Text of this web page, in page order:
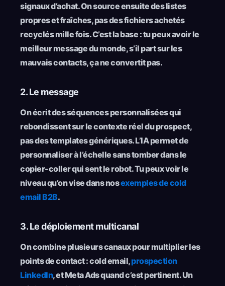
signaux d’achat. On source ensuite des listes
propres et fraîches, pas des fichiers achetés
recyclés mille fois. C’est la base : tu peux avoir le
meilleur message du monde, s’il part sur les
mauvais contacts, ça ne convertit pas.
2. Le message
On écrit des séquences personnalisées qui
rebondissent sur le contexte réel du prospect,
pas des templates génériques. L’IA permet de
personnaliser à l’échelle sans tomber dans le
copier-coller qui sent le robot. Tu peux voir le
niveau qu’on vise dans nosexemples de cold
email B2B.
3. Le déploiement multicanal
On combine plusieurs canaux pour multiplier les
points de contact : cold email,prospection
LinkedIn, et Meta Ads quand c’est pertinent. Un